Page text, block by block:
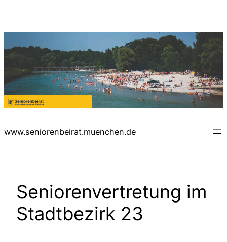
www.seniorenbeirat.muenchen.de
Seniorenvertretung im
Stadtbezirk 23